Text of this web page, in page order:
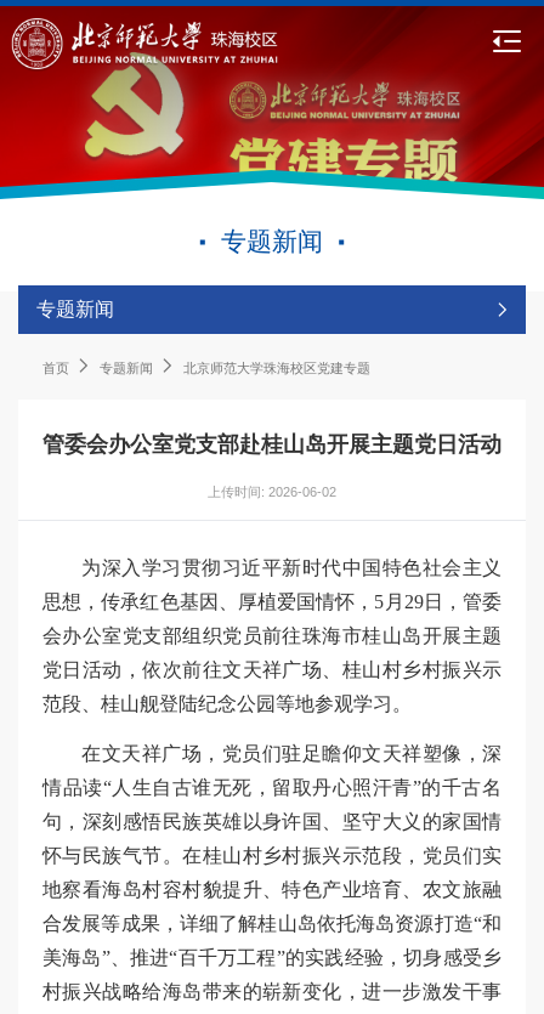
专题新闻
专题新闻
首页 专题新闻 北京师范大学珠海校区党建专题
管委会办公室党支部赴桂山岛开展主题党日活动
上传时间: 2026-06-02
为深入学习贯彻习近平新时代中国特色社会主义
思想，传承红色基因、厚植爱国情怀，5月29日，管委
会办公室党支部组织党员前往珠海市桂山岛开展主题
党日活动，依次前往文天祥广场、桂山村乡村振兴示
范段、桂山舰登陆纪念公园等地参观学习。
在文天祥广场，党员们驻足瞻仰文天祥塑像，深
情品读“人生自古谁无死，留取丹心照汗青”的千古名
句，深刻感悟民族英雄以身许国、坚守大义的家国情
怀与民族气节。在桂山村乡村振兴示范段，党员们实
地察看海岛村容村貌提升、特色产业培育、农文旅融
合发展等成果，详细了解桂山岛依托海岛资源打造“和
美海岛”、推进“百千万工程”的实践经验，切身感受乡
村振兴战略给海岛带来的崭新变化，进一步激发干事